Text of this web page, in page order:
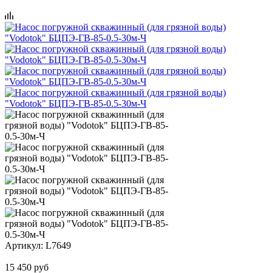
Артикул: L7649
15 450 руб